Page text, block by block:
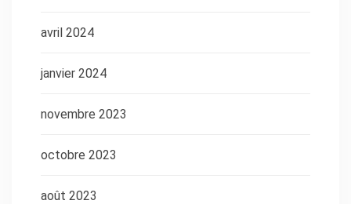
avril 2024
janvier 2024
novembre 2023
octobre 2023
août 2023